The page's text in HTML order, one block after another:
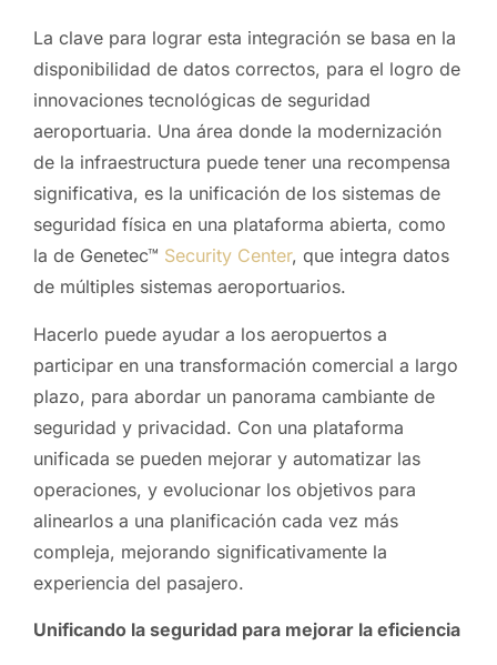
La clave para lograr esta integración se basa en la
disponibilidad de datos correctos, para el logro de
innovaciones tecnológicas de seguridad
aeroportuaria. Una área donde la modernización
de la infraestructura puede tener una recompensa
significativa, es la unificación de los sistemas de
seguridad física en una plataforma abierta, como
la de Genetec™ Security Center, que integra datos
de múltiples sistemas aeroportuarios.
Hacerlo puede ayudar a los aeropuertos a
participar en una transformación comercial a largo
plazo, para abordar un panorama cambiante de
seguridad y privacidad. Con una plataforma
unificada se pueden mejorar y automatizar las
operaciones, y evolucionar los objetivos para
alinearlos a una planificación cada vez más
compleja, mejorando significativamente la
experiencia del pasajero.
Unificando la seguridad para mejorar la eficiencia